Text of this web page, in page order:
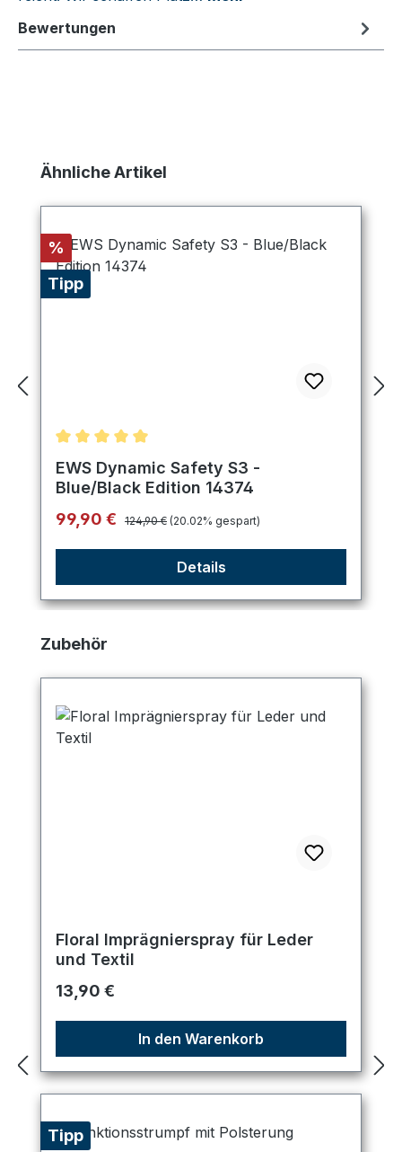
Bewertungen
Produktgalerie überspringen
Ähnliche Artikel
Rabatt
%
Tipp
Durchschnittliche Bewertung von 5 von 5 Sternen
EWS Dynamic Safety S3 -
Blue/Black Edition 14374
Verkaufspreis:
99,90 € Regulärer Preis:
124,90 € (20.02% gespart)
Details
Produktgalerie überspringen
Zubehör
Floral Imprägnierspray für Leder
und Textil
Regulärer Preis:
13,90 €
In den Warenkorb
Tipp